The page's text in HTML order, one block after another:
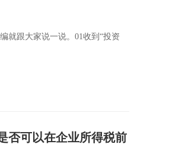
就跟大家说一说。01收到“投资
否可以在企业所得税前